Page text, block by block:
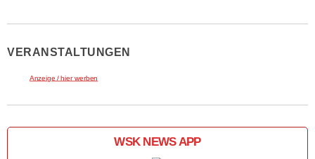
VERANSTALTUNGEN
Anzeige / hier werben
WSK NEWS APP